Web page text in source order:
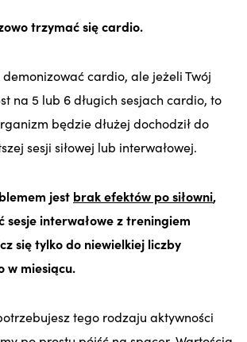
trzymać się cardio.
cardio, ale jeżeli Twój
na 5 lub 6 długich sesjach cardio, to
będzie dłużej dochodził do
sesji siłowej lub interwałowej.
jest brak efektów po siłowni,
sesje interwałowe z treningiem
się tylko do niewielkiej liczby
w miesiącu.
tego rodzaju aktywności